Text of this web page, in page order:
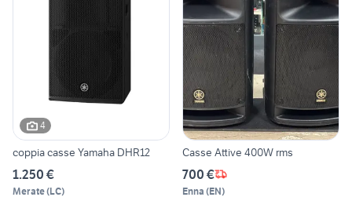
4
coppia casse Yamaha DHR12
1.250 €
Merate(LC)
Casse Attive 400W rms
700 €
Enna (EN)